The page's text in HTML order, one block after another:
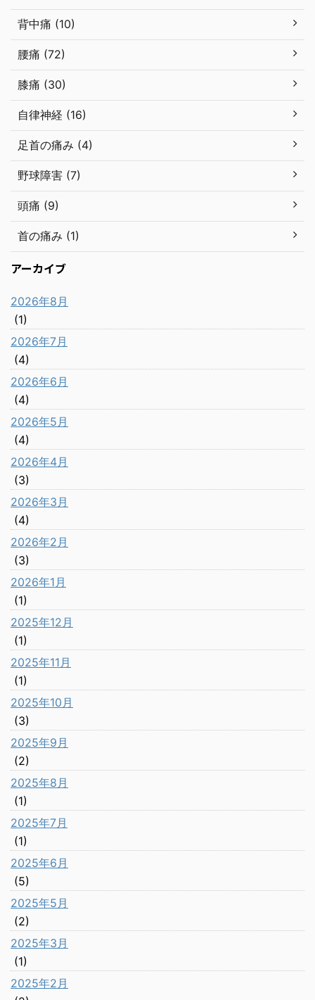
背中痛 (10)
腰痛 (72)
膝痛 (30)
自律神経 (16)
足首の痛み (4)
野球障害 (7)
頭痛 (9)
首の痛み (1)
アーカイブ
2026年8月
(1)
2026年7月
(4)
2026年6月
(4)
2026年5月
(4)
2026年4月
(3)
2026年3月
(4)
2026年2月
(3)
2026年1月
(1)
2025年12月
(1)
2025年11月
(1)
2025年10月
(3)
2025年9月
(2)
2025年8月
(1)
2025年7月
(1)
2025年6月
(5)
2025年5月
(2)
2025年3月
(1)
2025年2月